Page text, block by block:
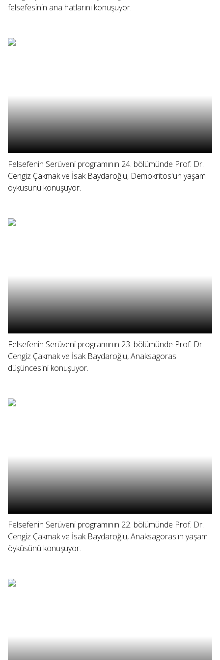
felsefesinin ana hatlarını konuşuyor.
Felsefenin Serüveni programının 24. bölümünde Prof. Dr.
Cengiz Çakmak ve İsak Baydaroğlu, Demokritos'un yaşam
öyküsünü konuşuyor.
Felsefenin Serüveni programının 23. bölümünde Prof. Dr.
Cengiz Çakmak ve İsak Baydaroğlu, Anaksagoras
düşüncesini konuşuyor.
Felsefenin Serüveni programının 22. bölümünde Prof. Dr.
Cengiz Çakmak ve İsak Baydaroğlu, Anaksagoras'ın yaşam
öyküsünü konuşuyor.